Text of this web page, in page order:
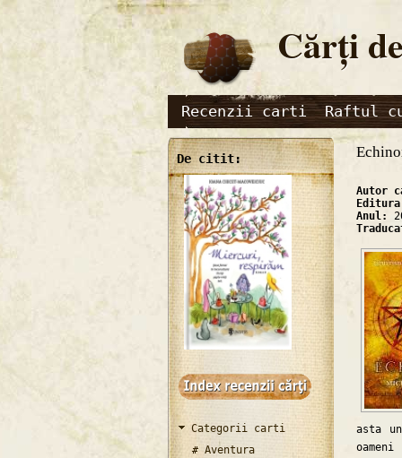
Cărţi
Recenzii carti Raftul
De citit:
Categorii carti
Aventura
Autor
Anul:
asta